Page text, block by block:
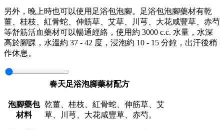
另外，晚上時也可以使用足浴包泡腳。足浴包泡腳藥材有乾
薑、桂枝、紅骨蛇、伸筋草、艾草、川芎、大花咸豐草、赤芍
等舒筋活血藥材可以暢通經絡，使用約 3000 c.c. 水量，水深
高於腳踝，水溫約 37 - 42 度，浸泡約 10 - 15 分鐘，出汗後稍
作休息。
春天足浴泡腳藥材配方
泡腳藥包
材料
乾薑、桂枝、紅骨蛇、伸筋草、艾
草、川芎、大花咸豐草、赤芍。